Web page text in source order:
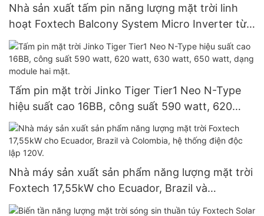
Nhà sản xuất tấm pin năng lượng mặt trời linh
hoạt Foxtech Balcony System Micro Inverter từ
Trung Quốc
Tấm pin mặt trời Jinko Tiger Tier1 Neo N-Type
hiệu suất cao 16BB, công suất 590 watt, 620
watt, 630 watt, 650 watt, dạng module hai mặt.
Nhà máy sản xuất sản phẩm năng lượng mặt trời
Foxtech 17,55kW cho Ecuador, Brazil và
Colombia, hệ thống điện độc lập 120V.